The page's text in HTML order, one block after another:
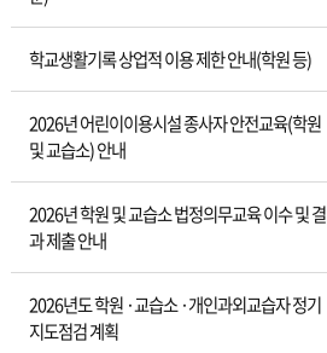
학교생활기록 상업적 이용 제한 안내(학원 등)
2026년 어린이이용시설 종사자 안전교육(학원
및 교습소) 안내
2026년 학원 및 교습소 법정의무교육 이수 및 결
과 제출 안내
2026년도 학원 ·교습소 ·개인과외교습자 정기
지도점검 계획